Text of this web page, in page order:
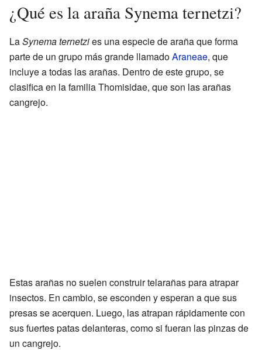
¿Qué es la araña Synema ternetzi?
LaSynema ternetzies una especie de araña que forma
parte de un grupo más grande llamadoAraneae, que
incluye a todas las arañas. Dentro de este grupo, se
clasifica en la familia Thomisidae, que son las arañas
cangrejo.
Estas arañas no suelen construir telarañas para atrapar
insectos. En cambio, se esconden y esperan a que sus
presas se acerquen. Luego, las atrapan rápidamente con
sus fuertes patas delanteras, como si fueran las pinzas de
un cangrejo.